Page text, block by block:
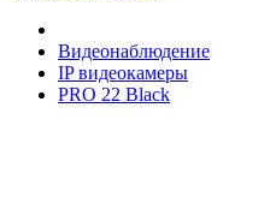
Видеонаблюдение
IP видеокамеры
PRO 22 Black